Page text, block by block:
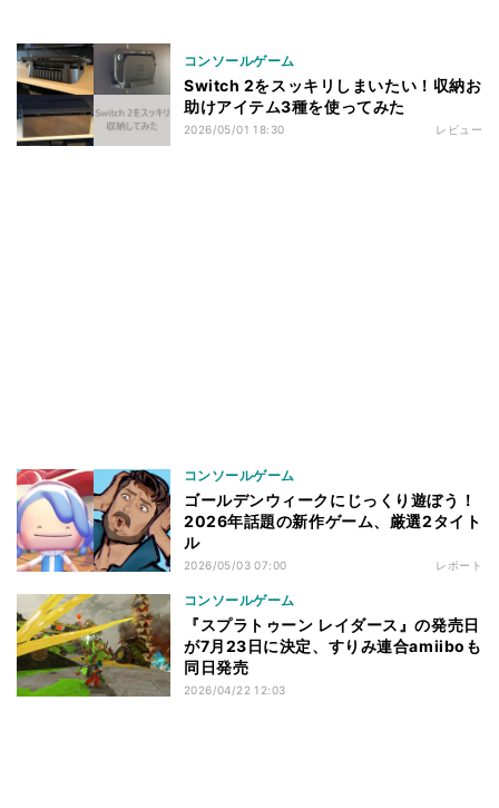
コンソールゲーム
Switch 2をスッキリしまいたい！収納お
助けアイテム3種を使ってみた
2026/05/01 18:30 レビュー
コンソールゲーム
ゴールデンウィークにじっくり遊ぼう！
2026年話題の新作ゲーム、厳選2タイト
ル
2026/05/03 07:00 レポート
コンソールゲーム
『スプラトゥーン レイダース』の発売日
が7月23日に決定、すりみ連合amiiboも
同日発売
2026/04/22 12:03